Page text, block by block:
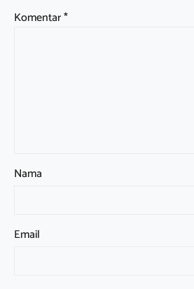
Komentar*
Nama
Email